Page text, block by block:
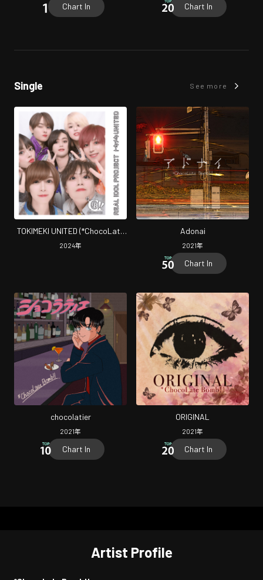
Chart In Chart In
Single See more
TOKIMEKI UNITED (*ChocoLate
Bomb!! ver.)
2024年
Adonai
2021年
Chart In
chocolatier
2021年
Chart In
ORIGINAL
2021年
Chart In
Artist Profile